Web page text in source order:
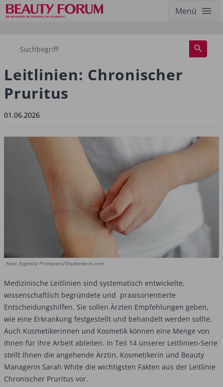
Menü
Leitlinien: Chronischer
Pruritus
01.06.2026
Foto: Evgeniia Primavera/Shutterstock.com
Medizinische Leitlinien sind systematisch entwickelte,
wissenschaftlich begründete und praxisorientierte
Entscheidungshilfen. Sie sollen Ärzten Empfehlungen geben,
wie eine Erkrankung festgestellt und behandelt werden sollte.
Auch Kosmetikerinnen und Kosmetik können eine Menge von
ihnen für ihre Arbeit ableiten. In Teil 14 unserer Leitlinien-Serie
stellt Ihnen die angehende Ärztin, ­Kosmetikerin und Beauty
Managerin Sarah White die wichtigsten Fakten aus der Leitlinie
­Chronischer Pruritus vor.